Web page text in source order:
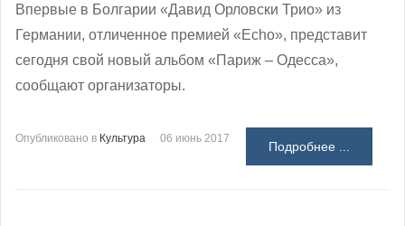
Впервые в Болгарии «Давид Орловски Трио» из
Германии, отличенное премией «Echo», представит
сегодня свой новый альбом «Париж – Одесса»,
сообщают организаторы.
Опубликовано в Культура 06 июнь 2017
Подробнее ...